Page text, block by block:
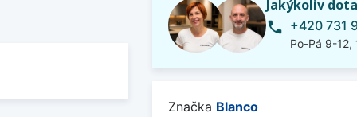
Jakýkoliv
phone +420 731
Po-Pá 9-12,
Značka Blanco